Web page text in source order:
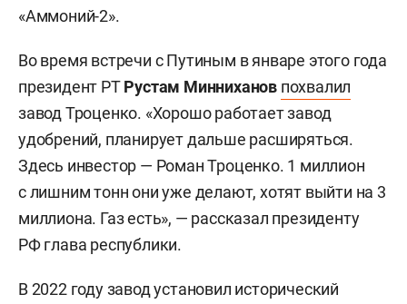
«Аммоний-2».
Во время встречи с Путиным в январе этого года
президент РТРустам Минниханов похвалил
завод Троценко. «Хорошо работает завод
удобрений, планирует дальше расширяться.
Здесь инвестор — Роман Троценко. 1 миллион
с лишним тонн они уже делают, хотят выйти на 3
миллиона. Газ есть», — рассказал президенту
РФ глава республики.
В 2022 году завод установил исторический